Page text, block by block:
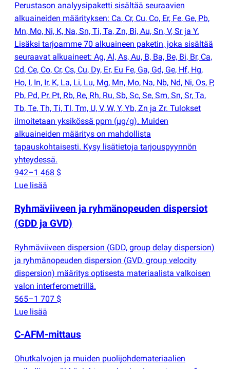
Perustason analyysipaketti sisältää seuraavien
alkuaineiden määrityksen: Ca, Cr, Cu, Co, Er, Fe, Ge, Pb,
Mn, Mo, Ni, K, Na, Sn, Ti, Ta, Zn, Bi, Au, Sn, V, Sr ja Y.
Lisäksi tarjoamme 70 alkuaineen paketin, joka sisältää
seuraavat alkuaineet: Ag, Al, As, Au, B, Ba, Be, Bi, Br, Ca,
Cd, Ce, Co, Cr, Cs, Cu, Dy, Er, Eu Fe, Ga, Gd, Ge, Hf, Hg,
Ho, I, In, Ir, K, La, Li, Lu, Mg, Mn, Mo, Na, Nb, Nd, Ni, Os, P,
Pb, Pd, Pr, Pt, Rb, Re, Rh, Ru, Sb, Sc, Se, Sm, Sn, Sr, Ta,
Tb, Te, Th, Ti, Tl, Tm, U, V, W, Y, Yb, Zn ja Zr. Tulokset
ilmoitetaan yksikössä ppm (µg/g). Muiden
alkuaineiden määritys on mahdollista
tapauskohtaisesti. Kysy lisätietoja tarjouspyynnön
yhteydessä.
942–1 468 $
Lue lisää
Ryhmäviiveen ja ryhmänopeuden dispersiot
(GDD ja GVD)
Ryhmäviiveen dispersion (GDD, group delay dispersion)
ja ryhmänopeuden dispersion (GVD, group velocity
dispersion) määritys optisesta materiaalista valkoisen
valon interferometrillä.
565–1 707 $
Lue lisää
C-AFM-mittaus
Ohutkalvojen ja muiden puolijohdemateriaalien